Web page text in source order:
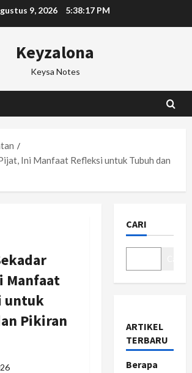
9, 2026 5:38:18 PM
Keyzalona
Keysa Notes
Ini Manfaat Refleksi untuk Tubuh dan
Manfaat
untuk
Pikiran
CARI
ARTIKEL
TERBARU
Berapa